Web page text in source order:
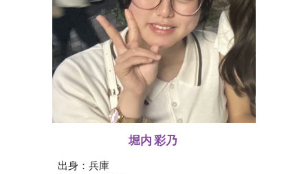
堀内 彩乃
出身：兵庫